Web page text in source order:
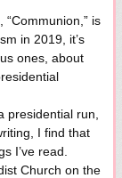
is
in 2019, it’s
ones, about
presidential run,
I find that
I’ve read.
Church on the